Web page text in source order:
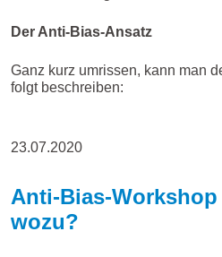
Der Anti-Bias-Ansatz
Ganz kurz umrissen, kann man
folgt beschreiben:
23.07.2020
Anti-Bias-
wozu?